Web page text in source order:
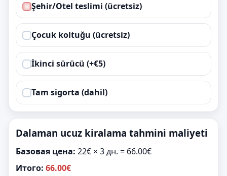
Şehir/Otel teslimi (ücretsiz)
Çocuk koltuğu (ücretsiz)
İkinci sürücü (+€5)
Tam sigorta (dahil)
Dalaman ucuz kiralama tahmini maliyeti
Базовая цена: 22€ × 3 дн. = 66.00€
Итого: 66.00€